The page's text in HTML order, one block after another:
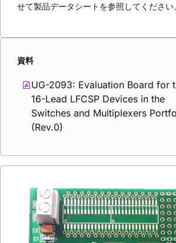
せて製品データシートを参照してください
資料
UG-2093: Evaluation Board for
16-Lead LFCSP Devices in the
Switches and Multiplexers
(Rev.0)